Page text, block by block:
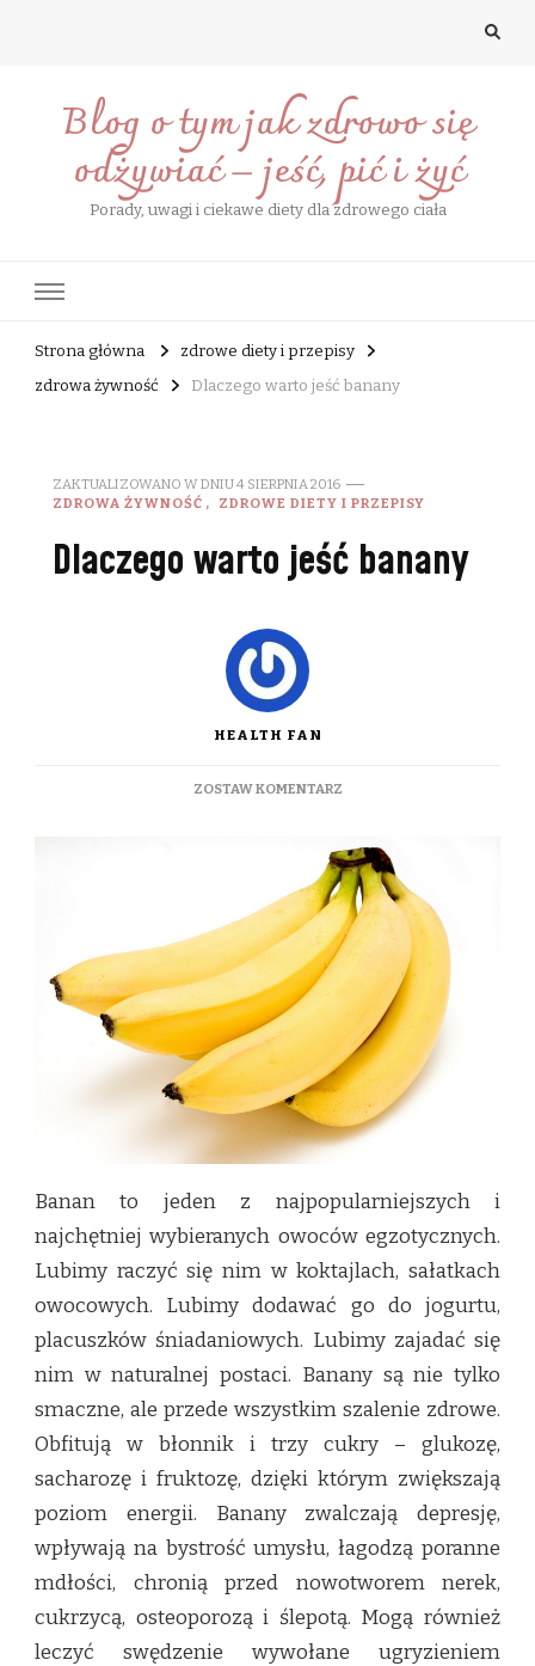
Blog o tym jak zdrowo się
odżywiać – jeść, pić i żyć
Porady, uwagi i ciekawe diety dla zdrowego ciała
Strona główna
zdrowe diety i przepisy
zdrowa żywność
Dlaczego warto jeść banany
ZAKTUALIZOWANO W DNIU4 SIERPNIA 2016
ZDROWA ŻYWNOŚĆ
ZDROWE DIETY I PRZEPISY
Dlaczego warto jeść banany
HEALTH FAN
ZOSTAW KOMENTARZDO
JEŚĆ
BANANY
Banan to jeden z najpopularniejszych i
najchętniej wybieranych owoców egzotycznych.
Lubimy raczyć się nim w koktajlach, sałatkach
owocowych. Lubimy dodawać go do jogurtu,
placuszków śniadaniowych. Lubimy zajadać się
nim w naturalnej postaci. Banany są nie tylko
smaczne, ale przede wszystkim szalenie zdrowe.
Obfitują w błonnik i trzy cukry – glukozę,
sacharozę i fruktozę, dzięki którym zwiększają
poziom energii. Banany zwalczają depresję,
wpływają na bystrość umysłu, łagodzą poranne
mdłości, chronią przed nowotworem nerek,
cukrzycą, osteoporozą i ślepotą. Mogą również
leczyć swędzenie wywołane ugryzieniem